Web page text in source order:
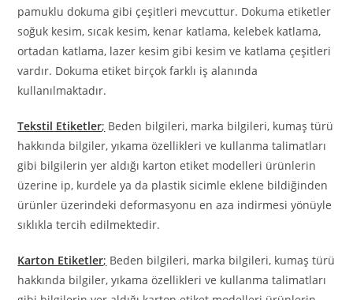
pamuklu dokuma gibi çeşitleri mevcuttur. Dokuma etiketler
soğuk kesim, sıcak kesim, kenar katlama, kelebek katlama,
ortadan katlama, lazer kesim gibi kesim ve katlama çeşitleri
vardır. Dokuma etiket birçok farklı iş alanında
kullanılmaktadır.
Tekstil Etiketler; Beden bilgileri, marka bilgileri, kumaş türü
hakkında bilgiler, yıkama özellikleri ve kullanma talimatları
gibi bilgilerin yer aldığı karton etiket modelleri ürünlerin
üzerine ip, kurdele ya da plastik sicimle eklene bildiğinden
ürünler üzerindeki deformasyonu en aza indirmesi yönüyle
sıklıkla tercih edilmektedir.
Karton Etiketler; Beden bilgileri, marka bilgileri, kumaş türü
hakkında bilgiler, yıkama özellikleri ve kullanma talimatları